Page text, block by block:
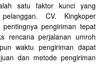
satu faktor kunci yang
CV. Kingkoper
pengiriman tepat
rencana perjalanan umroh
waktu pengiriman dapat
dan metode pengiriman